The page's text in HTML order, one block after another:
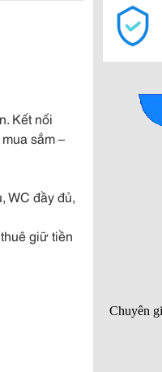
Kết nối
sắm –
WC đầy đủ,
giữ tiền